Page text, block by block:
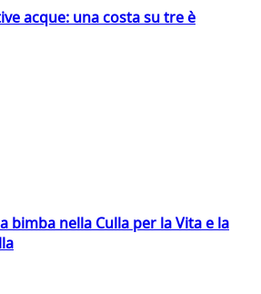
acque: una costa su tre è
bimba nella Culla per la Vita e la